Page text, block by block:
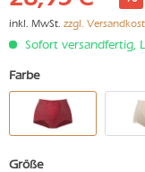
inkl. MwSt. zzgl.
Sofort versandfertig,
Farbe
Größe